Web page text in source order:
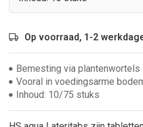
Op voorraad, 1-2
Bemesting via plantenwortels
Vooral in voedingsarme
Inhoud: 10/75 stuks